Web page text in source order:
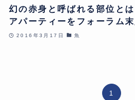
幻の赤身と呼ばれる部位と
アパーティーをフォーラム
2016年3月17日 魚
1